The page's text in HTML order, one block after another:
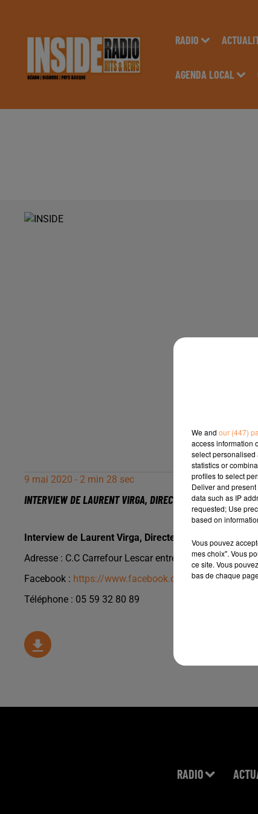
RADIO
AGENDA LOCAL
9 mai 2020 - 2 min 28 sec
INTERVIEW DE LAURENT VIRGA, DIRECTEUR DE LA
Interview de Laurent Virga, Directeur de la brasserie
Adresse : C.C Carrefour Lescar entrée 3
Facebook : https://www.facebook.com/La-Fabbrica-
Téléphone : 05 59 32 80 89
RADIO
We and our (447)
access information
select personalised
statistics or
profiles to select
Deliver and
data such as IP
requested; Use
based on
Vous pouvez
mes choix". Vous
ce site. Vous
bas de chaque